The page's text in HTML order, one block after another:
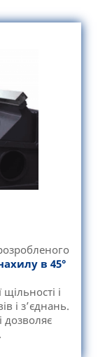
в 45°
і
і з’єднань.
дозволяє